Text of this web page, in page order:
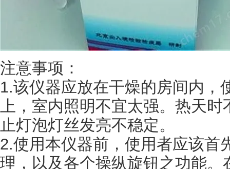
注意事项：
1.该仪器应放在干燥的房间内，
上，室内照明不宜太强。热天
止灯泡灯丝发亮不稳定。
2.使用本仪器前，使用者应该首
理，以及各个操纵旋钮之功能